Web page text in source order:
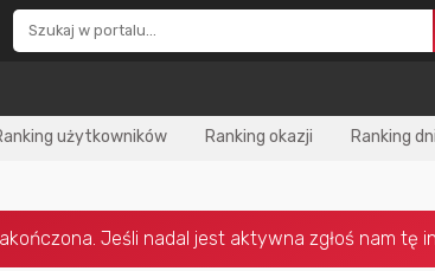
użytkowników Ranking okazji Ranking